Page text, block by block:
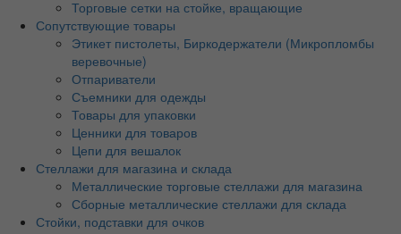
Торговые сетки на стойке, вращающие
Сопутствующие товары
Этикет пистолеты, Биркодержатели (Микропломбы
веревочные)
Отпариватели
Съемники для одежды
Товары для упаковки
Ценники для товаров
Цепи для вешалок
Стеллажи для магазина и склада
Металлические торговые стеллажи для магазина
Сборные металлические стеллажи для склада
Стойки, подставки для очков